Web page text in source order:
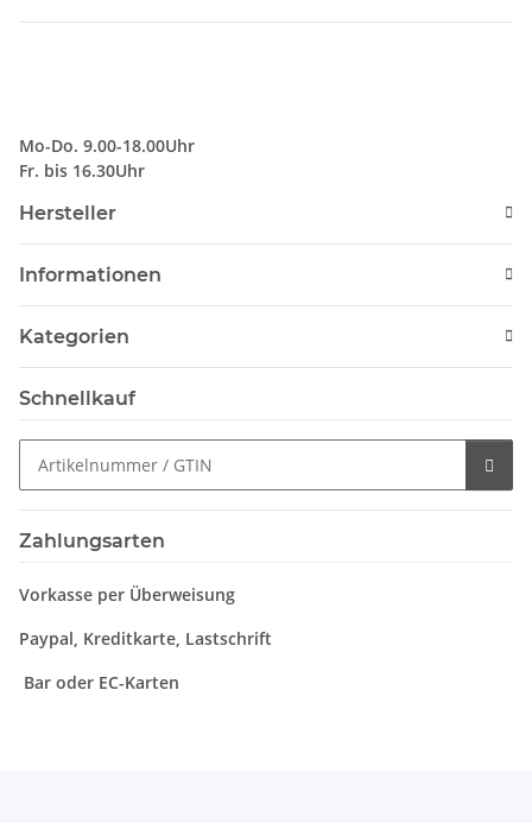
Mo-Do. 9.00-18.00Uhr
Fr. bis 16.30Uhr
Hersteller
Informationen
Kategorien
Schnellkauf
Zahlungsarten
Vorkasse per Überweisung
Paypal, Kreditkarte, Lastschrift
Bar oder EC-Karten